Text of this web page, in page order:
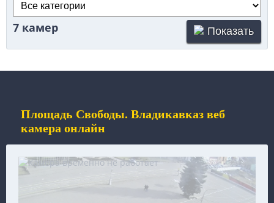
7 камер Показать
Площадь Свободы. Владикавказ веб
камера онлайн